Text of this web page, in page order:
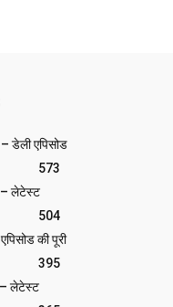
डेली एपिसोड
573
– लेटेस्ट
504
की पूरी
395
– लेटेस्ट